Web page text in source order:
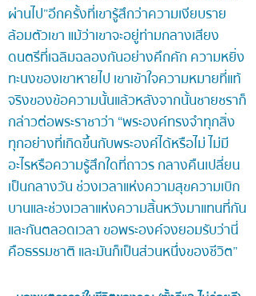
ผ่านไป”อีกครั้งที่เขารู้สึกว่าความเงียบราย
ล้อมตัวเขา แม้ว่าเขาจะอยู่ท่ามกลางเสียง
ดนตรีที่เฉลิมฉลองกันอย่างคึกคัก ความหยิ่ง
ทะนงของเขาหายไป เขาเข้าใจความหมายที่แท้
จริงของข้อความนั้นแล้ว หลังจากนั้นชายชราก็
กล่าวต่อพระราชาว่า “พระองค์ทรงจำทุกสิ่ง
ทุกอย่างที่เกิดขึ้นกับพระองค์ได้หรือไม่ ไม่มี
อะไรหรือความรู้สึกใดที่ถาวร กลางคืนเปลี่ยน
เป็นกลางวัน ช่วงเวลาแห่งความสุขความเบิก
บานและช่วงเวลาแห่งความสิ้นหวังมาแทนที่กัน
และกันตลอดเวลา ขอพระองค์จงยอมรับว่านี่
คือธรรมชาติ และมันก็เป็นส่วนหนึ่งของชีวิต”